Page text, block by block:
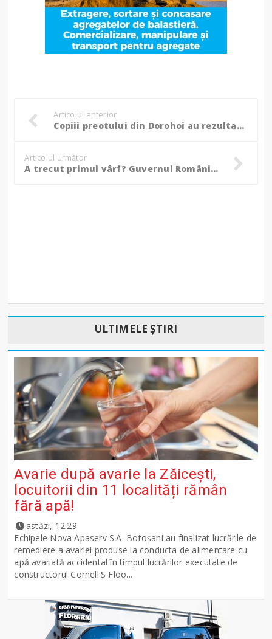
Articolul anterior
Copiii preotului din Dorohoi au rezultatele negative la Covid-19. Cazul este însă unul special: demonstrează cum a ajuns toată presa din Botoșani să fie acuzată de Fake-News!
Articolul următor
A trecut primul vârf? Guvernul României susține că numărul de noi cazuri confirmate cu Covid-19 a început să scadă
ULTIMELE ȘTIRI
Avarie după avarie la Zăicești,
locuitorii din 11 localități rămân
fără apă!
astăzi, 12:29
Echipele Nova Apaserv S.A. Botoșani au finalizat lucrările de
remediere a avariei produse la conducta de alimentare cu
apă avariată accidental în timpul lucrărilor executate de
constructorul Cornell'S Floo...